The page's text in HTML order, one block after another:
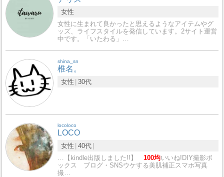
女性
女性に生まれて良かったと思えるようなアイテムやグ
ッズ、ライフスタイルを発信しています。2サイト運営
中です。「いたわる」…
shina_sn
椎名。
女性 30代
locoloco
LOCO
女性 40代
…【kindle出版しました!!】100均いいね!DIY撮影ボ
ックス ブログ・SNSウケする美肌補正スマホ写真
撮…